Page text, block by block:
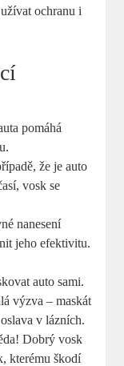
ochranu i
⁢pomáhá
že je auto
vosk se
nanesení
jeho ‍efektivitu.
auto sami.
výzva – ⁣maskát
v lázních.
Dobrý vosk
kterému škodí